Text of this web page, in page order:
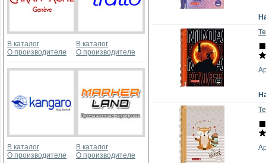
В каталог
О производителе
В каталог
О производителе
В каталог
О производителе
В каталог
О производителе